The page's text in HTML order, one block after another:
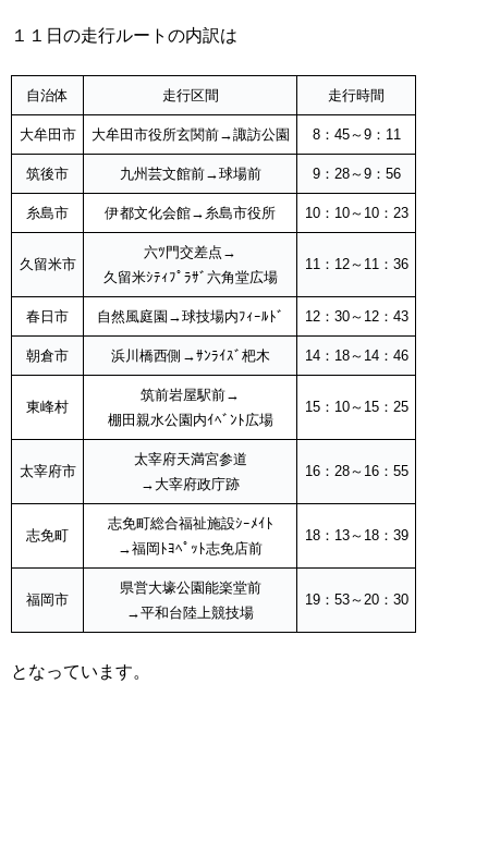
１１日の走行ルートの内訳は
自治体 走行区間 走行時間
大牟田市 大牟田市役所玄関前→諏訪公園 8：45～9：11
筑後市 九州芸文館前→球場前 9：28～9：56
糸島市 伊都文化会館→糸島市役所 10：10～10：23
久留米市
六ﾂ門交差点→
久留米ｼﾃｨﾌﾟﾗｻﾞ六角堂広場
11：12～11：36
春日市 自然風庭園→球技場内ﾌｨｰﾙﾄﾞ 12：30～12：43
朝倉市 浜川橋西側→ｻﾝﾗｲｽﾞ杷木 14：18～14：46
東峰村
筑前岩屋駅前→
棚田親水公園内ｲﾍﾞﾝﾄ広場
15：10～15：25
太宰府市
太宰府天満宮参道
→大宰府政庁跡
16：28～16：55
志免町
志免町総合福祉施設ｼｰﾒｲﾄ
→福岡ﾄﾖﾍﾟｯﾄ志免店前
18：13～18：39
福岡市
県営大壕公園能楽堂前
→平和台陸上競技場
19：53～20：30
となっています。